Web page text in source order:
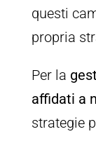
questi
propria
Per la
affidati a
strategie